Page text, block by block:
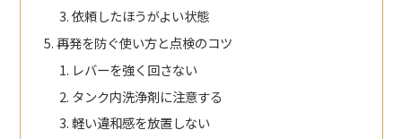
依頼したほうがよい状態
再発を防ぐ使い方と点検のコツ
レバーを強く回さない
タンク内洗浄剤に注意する
軽い違和感を放置しない